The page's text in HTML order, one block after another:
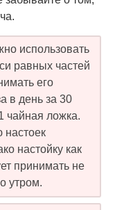
использовать
равных частей
его
в день за 30
чайная ложка.
настойку как
принимать не
утром.